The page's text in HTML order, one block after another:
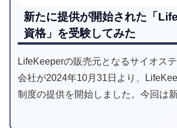
新たに提供が開始された「
資格」を受験してみた
LifeKeeperの販売元となるサイオス
会社が2024年10月31日より、
制度の提供を開始しました。今回は
った LifeKeeper認定資格について概